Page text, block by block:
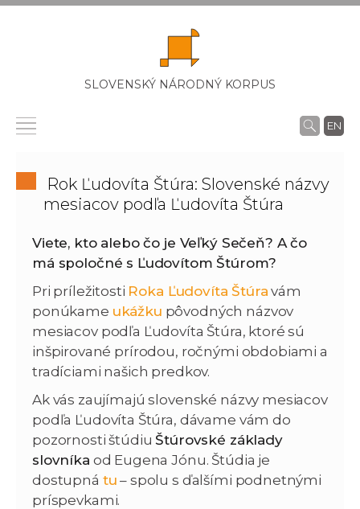
SLOVENSKÝ NÁRODNÝ KORPUS
EN
Rok Ľudovíta Štúra: Slovenské názvy
mesiacov podľa Ľudovíta Štúra
Viete, kto alebo čo je Veľký Sečeň? A čo
má spoločné s Ľudovítom Štúrom?
Pri príležitosti Roka Ľudovíta Štúra vám
ponúkame ukážku pôvodných názvov
mesiacov podľa Ľudovíta Štúra, ktoré sú
inšpirované prírodou, ročnými obdobiami a
tradíciami našich predkov.
Ak vás zaujímajú slovenské názvy mesiacov
podľa Ľudovíta Štúra, dávame vám do
pozornosti štúdiuŠtúrovské základy
slovníka od Eugena Jónu. Štúdia je
dostupná tu – spolu s ďalšími podnetnými
príspevkami.